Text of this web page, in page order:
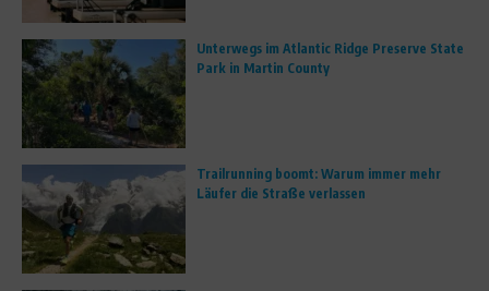
Unterwegs im Atlantic Ridge Preserve State
Park in Martin County
Trailrunning boomt: Warum immer mehr
Läufer die Straße verlassen